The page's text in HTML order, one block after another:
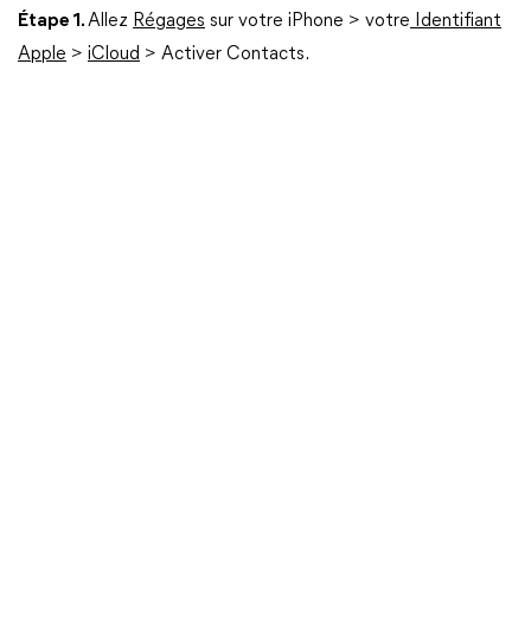
Étape 1.Allez Régages sur votre iPhone > votre Identifiant
Apple > iCloud > Activer Contacts.